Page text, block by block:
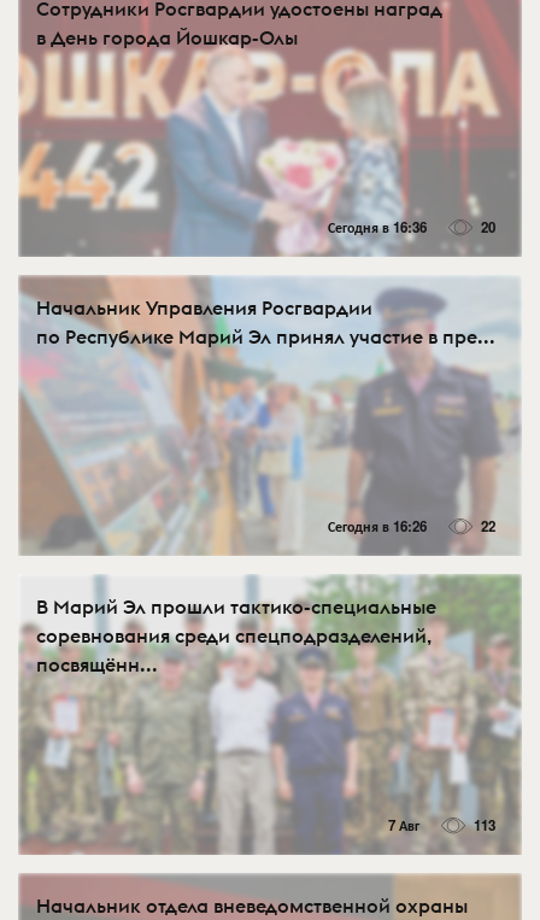
Сотрудники Росгвардии удостоены наград
в День города Йошкар-Олы
Сегодня в 16:36 20
Начальник Управления Росгвардии
по Республике Марий Эл принял участие в пре...
Сегодня в 16:26 22
В Марий Эл прошли тактико-специальные
соревнования среди спецподразделений,
посвящённ...
7 Авг 113
Начальник отдела вневедомственной охраны